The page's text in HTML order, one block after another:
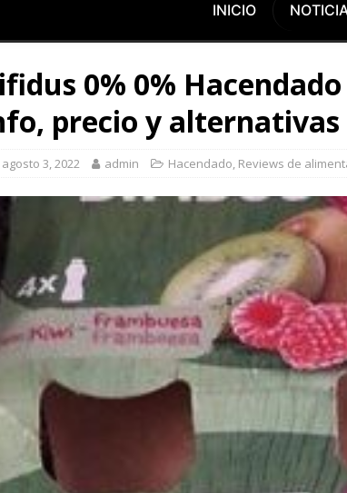
INICIO
0% 0%
precio y alternativas
agosto 3, 2022 admin Hacendado, Reviews de